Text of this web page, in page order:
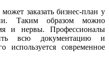
заказать бизнес-план у
Таким образом можно
и нервы. Профессионалы
всю документацию и
используется современное